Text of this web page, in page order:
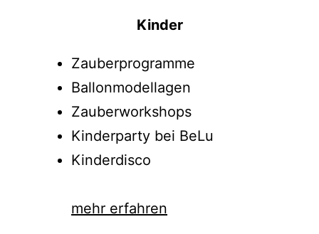
Kinder
Zauberprogramme
Ballonmodellagen
Zauberworkshops
Kinderparty bei BeLu
Kinderdisco
mehr erfahren